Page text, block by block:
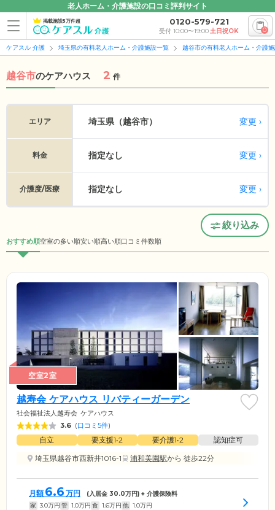
老人ホーム・介護施設の口コミ評判サイト
掲載施設5万件超 0120-579-721
受付 10:00〜19:00土日祝OK 0
ケアスル 介護 埼玉県の有料老人ホーム・介護施設一覧 越谷市の有料老人ホーム・介護
越谷市のケアハウス 2 件
エリア 埼玉県（越谷市） 変更
料金 指定なし 変更
介護度/医療 指定なし 変更
絞り込み
おすすめ順空室の多い順安い順高い順口コミ件数順
空室2室
越寿会 ケアハウス リバティーガーデン
社会福祉法人越寿会 ケアハウス
3.6 (口コミ5件)
自立 要支援1•2 要介護1•2
認知症可
埼玉県越谷市西新井1016-1
浦和美園駅から 徒歩22分
月額 6.6 万円 (入居金 30.0万円) + 介護保険料
家 3.0万円 管 1.0万円 食 1.6万円 他 1.0万円